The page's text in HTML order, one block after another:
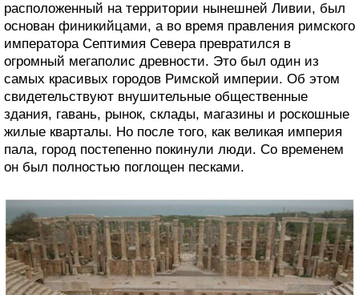
расположенный на территории нынешней Ливии, был
основан финикийцами, а во время правления римского
императора Септимия Севера превратился в
огромный мегаполис древности. Это был один из
самых красивых городов Римской империи. Об этом
свидетельствуют внушительные общественные
здания, гавань, рынок, склады, магазины и роскошные
жилые кварталы. Но после того, как великая империя
пала, город постепенно покинули люди. Со временем
он был полностью поглощен песками.